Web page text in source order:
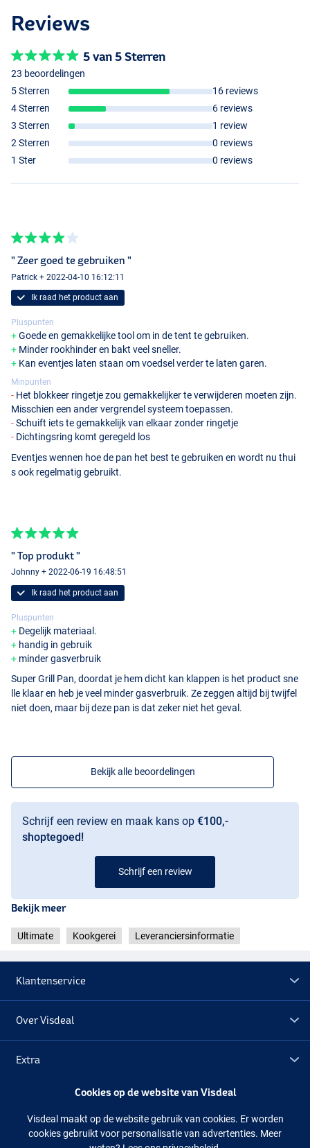
Reviews
5 van 5 Sterren
23 beoordelingen
5 Sterren
16 reviews
4 Sterren
6 reviews
3 Sterren
1 review
2 Sterren
0 reviews
1 Ster
0 reviews
" Zeer goed te gebruiken "
Patrick + 2022-04-10 16:12:11
Ik raad het product aan
Pluspunten
Goede en gemakkelijke tool om in de tent te gebruiken.
Minder rookhinder en bakt veel sneller.
Kan eventjes laten staan om voedsel verder te laten garen.
Minpunten
Het blokkeer ringetje zou gemakkelijker te verwijderen moeten zijn.
Misschien een ander vergrendel systeem toepassen.
Schuift iets te gemakkelijk van elkaar zonder ringetje
Dichtingsring komt geregeld los
Eventjes wennen hoe de pan het best te gebruiken en wordt nu thui
s ook regelmatig gebruikt.
" Top produkt "
Johnny + 2022-06-19 16:48:51
Ik raad het product aan
Pluspunten
Degelijk materiaal.
handig in gebruik
minder gasverbruik
Super Grill Pan, doordat je hem dicht kan klappen is het product sne
lle klaar en heb je veel minder gasverbruik. Ze zeggen altijd bij twijfel
niet doen, maar bij deze pan is dat zeker niet het geval.
Bekijk alle beoordelingen
Schrijf een review en maak kans op €100,-
shoptegoed!
Schrijf een review
Bekijk meer
Ultimate Kookgerei Leveranciersinformatie
Klantenservice
Over Visdeal
Extra
Facebook Instagram
Cookies op de website van Visdeal
Visdeal maakt op de website gebruik van cookies. Er worden
cookies gebruikt voor personalisatie van advertenties. Meer